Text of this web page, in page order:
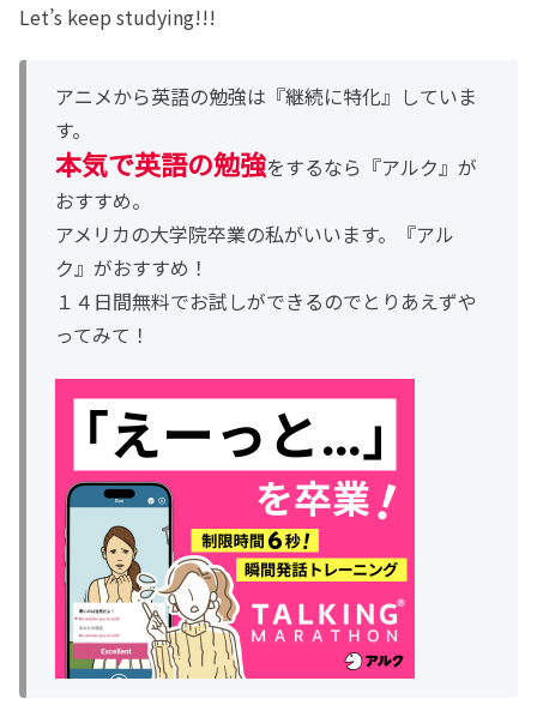
Let’s keep studying!!!
アニメから英語の勉強は『継続に特化』していま
す。
本気で英語の勉強をするなら『アルク』が
おすすめ。
アメリカの大学院卒業の私がいいます。『アル
ク』がおすすめ！
１４日間無料でお試しができるのでとりあえずや
ってみて！